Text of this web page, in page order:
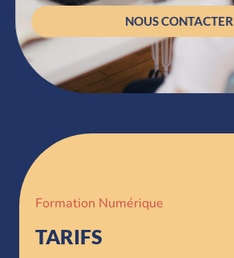
NOUS CONTACTER
Formation Numérique
TARIFS